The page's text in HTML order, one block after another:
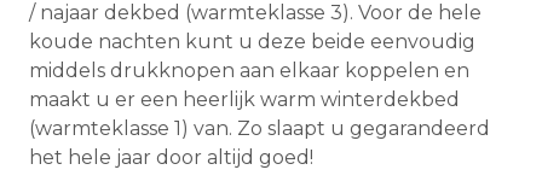
/ najaar dekbed (warmteklasse 3). Voor de hele
koude nachten kunt u deze beide eenvoudig
middels drukknopen aan elkaar koppelen en
maakt u er een heerlijk warm winterdekbed
(warmteklasse 1) van. Zo slaapt u gegarandeerd
het hele jaar door altijd goed!